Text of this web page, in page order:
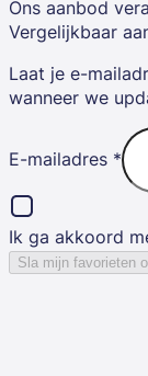
Ons aanbod
Vergelijkbaar
Laat je e-
wanneer we
E-mailadres *
Ik ga akkoord
Sla mijn favorieten